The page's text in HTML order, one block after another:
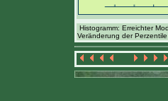
Histogramm: Erreichter
Veränderung der